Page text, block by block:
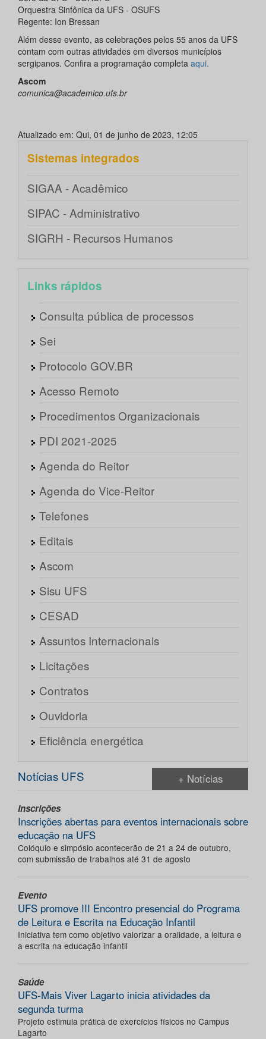
Orquestra Sinfônica da UFS - OSUFS
Regente: Ion Bressan
Além desse evento, as celebrações pelos 55 anos da UFS
contam com outras atividades em diversos municípios
sergipanos. Confira a programação completa aqui.
Ascom
comunica@academico.ufs.br
Atualizado em: Qui, 01 de junho de 2023, 12:05
Sistemas integrados
SIGAA - Acadêmico
SIPAC - Administrativo
SIGRH - Recursos Humanos
Links rápidos
Consulta pública de processos
Sei
Protocolo GOV.BR
Acesso Remoto
Procedimentos Organizacionais
PDI 2021-2025
Agenda do Reitor
Agenda do Vice-Reitor
Telefones
Editais
Ascom
Sisu UFS
CESAD
Assuntos Internacionais
Licitações
Contratos
Ouvidoria
Eficiência energética
Notícias UFS + Notícias
Inscrições
Inscrições abertas para eventos internacionais sobre
educação na UFS
Colóquio e simpósio acontecerão de 21 a 24 de outubro,
com submissão de trabalhos até 31 de agosto
Evento
UFS promove III Encontro presencial do Programa
de Leitura e Escrita na Educação Infantil
Iniciativa tem como objetivo valorizar a oralidade, a leitura e
a escrita na educação infantil
Saúde
UFS-Mais Viver Lagarto inicia atividades da
segunda turma
Projeto estimula prática de exercícios físicos no Campus
Lagarto